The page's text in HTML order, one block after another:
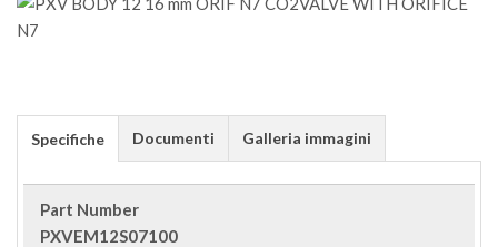
Specifiche Documenti Galleria immagini
Part Number
PXVEM12S07100